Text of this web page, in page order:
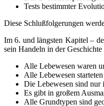
Tests bestimmter
Diese Schlußfolgerungen
Im 6. und längsten Kapitel –
sein Handeln in der
Alle Lebewesen waren
Alle Lebewesen
Die Lebewesen sind nur
Es gibt in großem
Alle Grundtypen sind